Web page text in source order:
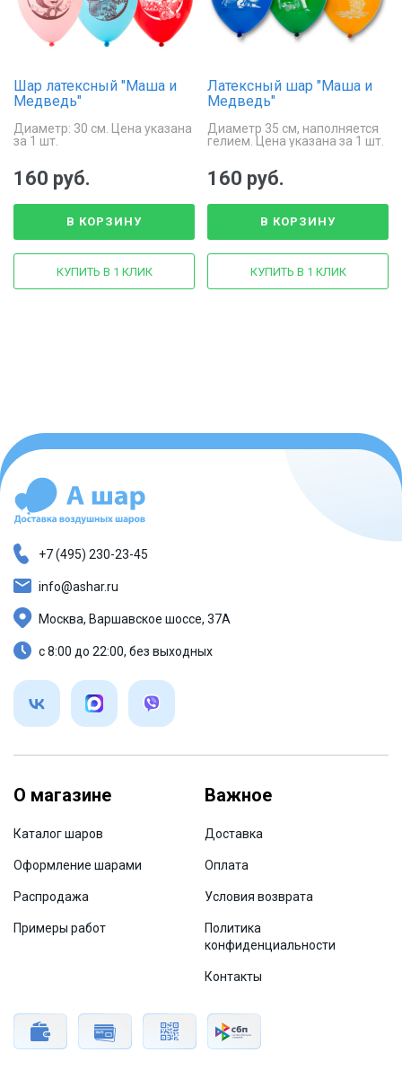
Шар латексный "Маша и
Медведь"
Диаметр: 30 см. Цена указана
за 1 шт.
160 руб.
В КОРЗИНУ
КУПИТЬ В 1 КЛИК
Латексный шар "Маша и
Медведь"
Диаметр 35 см, наполняется
гелием. Цена указана за 1 шт.
160 руб.
В КОРЗИНУ
КУПИТЬ В 1 КЛИК
О магазине
Каталог шаров
Оформление шарами
Распродажа
Примеры работ
Важное
Доставка
Оплата
Условия возврата
Политика
конфиденциальности
Контакты
+7 (495) 230-23-45
info@ashar.ru
Москва, Варшавское шоссе, 37А
с 8:00 до 22:00, без выходных